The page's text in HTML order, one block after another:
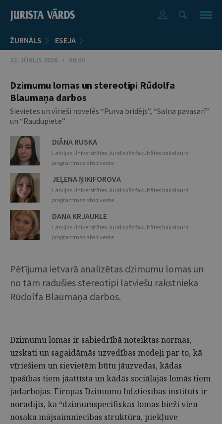
ŽURNĀLS ESEJA
22. JŪNIJS 2026 • 08:00
Dzimumu lomas un stereotipi Rūdolfa
Blaumaņa darbos
Sievietes un vīrieši novelēs “Purva bridējs”, “Salna pavasarī”
un “Raudupiete”
DIĀNA RUSKA
Latvijas Universitātes Juridiskās fakultātes bakalaura
programmas absolvente
JEĻENA ŅIKIFOROVA
Latvijas Universitātes Juridiskās fakultātes bakalaura
programmas absolvente
DANA KRJAUKLE
Latvijas Universitātes Juridiskās fakultātes bakalaura
programmas absolvente
Pētījuma ietvarā analizētas dzimumu lomas un
no tām radušies stereotipi latviešu rakstnieka
Rūdolfa Blaumaņa darbos.
Dzimumu lomas ir sabiedrībā noteiktas normas,
uzskati un sagaidāmās uzvedības modeļi par to, kā
vīriešiem un sievietēm būtu jāuzvedas, kādas
īpašības tiem jāattīsta un kādās sociālajās lomās tiem
jādarbojas. Eiropas Dzimumu līdztiesības institūts ir
norādījis, ka “dzimumspecifiskas lomas bieži vien
nosaka mājsaimniecības struktūra, piekļuve